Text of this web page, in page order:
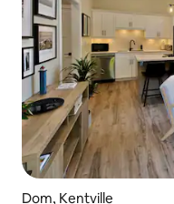
Dom, Kentville